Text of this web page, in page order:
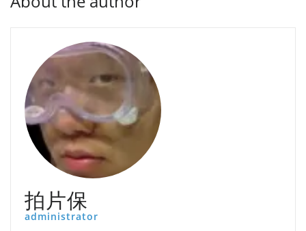
拍片保
administrator